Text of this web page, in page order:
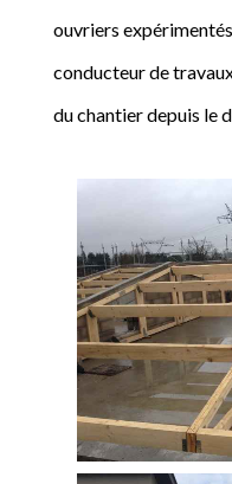
ouvriers
conducteur de
du chantier depuis le